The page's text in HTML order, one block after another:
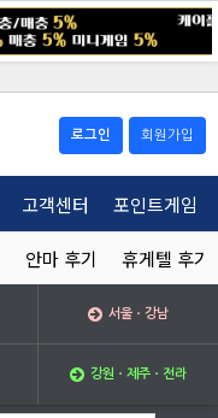
로그인 회원가입
고객센터 포인트게임
안마 후기 휴게텔 후기
서울ㆍ강남
강원ㆍ제주ㆍ전라